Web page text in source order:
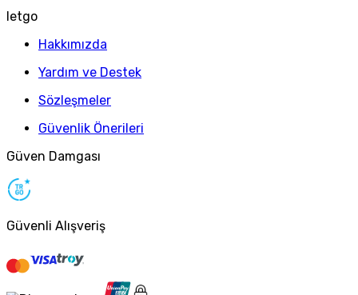
letgo
Hakkımızda
Yardım ve Destek
Sözleşmeler
Güvenlik Önerileri
Güven Damgası
Güvenli Alışveriş